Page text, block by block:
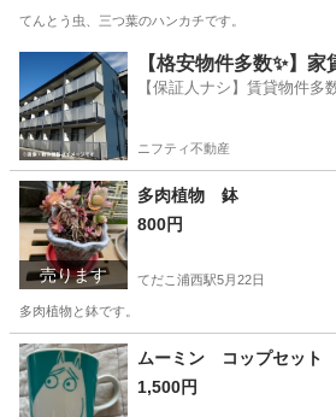
てんとう虫、三つ葉のハンカチです。
福岡市 博多駅 小物
【格安物件多数✨】
【保証人ナシ】賃貸物件多
ニフティ不動産
売ります
多肉植物 鉢
800円
てだこ浦西駅5月22日
多肉植物と鉢です。
沖縄 宜野湾市 家庭用品
ムーミン コップセット
1,500円